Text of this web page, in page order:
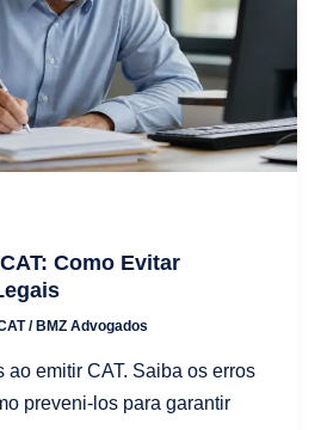
Como Evitar
/ BMZ Advogados
ao emitir CAT. Saiba os erros
preveni-los para garantir